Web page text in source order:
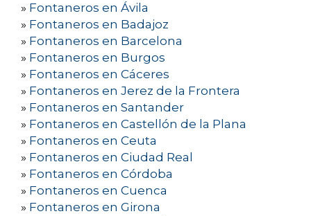
» Fontaneros en Ávila
» Fontaneros en Badajoz
» Fontaneros en Barcelona
» Fontaneros en Burgos
» Fontaneros en Cáceres
» Fontaneros en Jerez de la Frontera
» Fontaneros en Santander
» Fontaneros en Castellón de la Plana
» Fontaneros en Ceuta
» Fontaneros en Ciudad Real
» Fontaneros en Córdoba
» Fontaneros en Cuenca
» Fontaneros en Girona